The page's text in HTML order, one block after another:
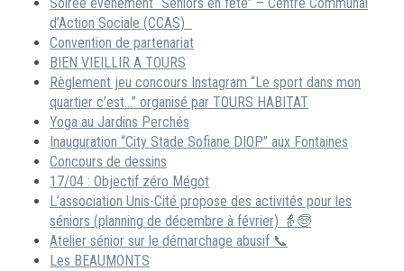
d’Action Sociale (CCAS)
Convention de partenariat
BIEN VIEILLIR A TOURS
Règlement jeu concours Instagram “Le sport dans mon
quartier c’est…” organisé par TOURS HABITAT
Yoga au Jardins Perchés
Inauguration “City Stade Sofiane DIOP” aux Fontaines
Concours de dessins
17/04 : Objectif zéro Mégot
L’association Unis-Cité propose des activités pour les
séniors (planning de décembre à février) 👵🧓
Atelier sénior sur le démarchage abusif 📞
Les BEAUMONTS